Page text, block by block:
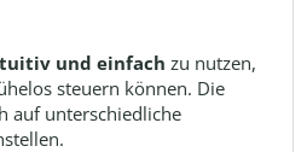
und einfach zu nutzen,
steuern können. Die
auf unterschiedliche